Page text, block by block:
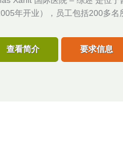
年开业），员工包括200多名
查看简介 要求信息